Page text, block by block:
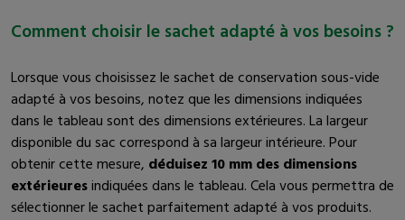
Comment choisir le sachet adapté à vos besoins ?
Lorsque vous choisissez le sachet de conservation sous-vide
adapté à vos besoins, notez que les dimensions indiquées
dans le tableau sont des dimensions extérieures. La largeur
disponible du sac correspond à sa largeur intérieure. Pour
obtenir cette mesure, déduisez 10 mm des dimensions
extérieuresindiquées dans le tableau. Cela vous permettra de
sélectionner le sachet parfaitement adapté à vos produits.